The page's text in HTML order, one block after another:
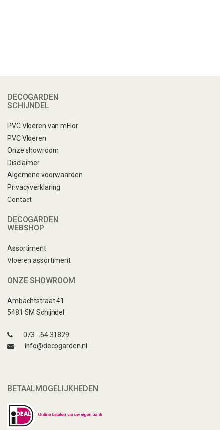
DECOGARDEN
SCHIJNDEL
PVC Vloeren van mFlor
PVC Vloeren
Onze showroom
Disclaimer
Algemene voorwaarden
Privacyverklaring
Contact
DECOGARDEN
WEBSHOP
Assortiment
Vloeren assortiment
ONZE SHOWROOM
Ambachtstraat 41
5481 SM Schijndel
073 - 64 31829
info@decogarden.nl
BETAALMOGELIJKHEDEN